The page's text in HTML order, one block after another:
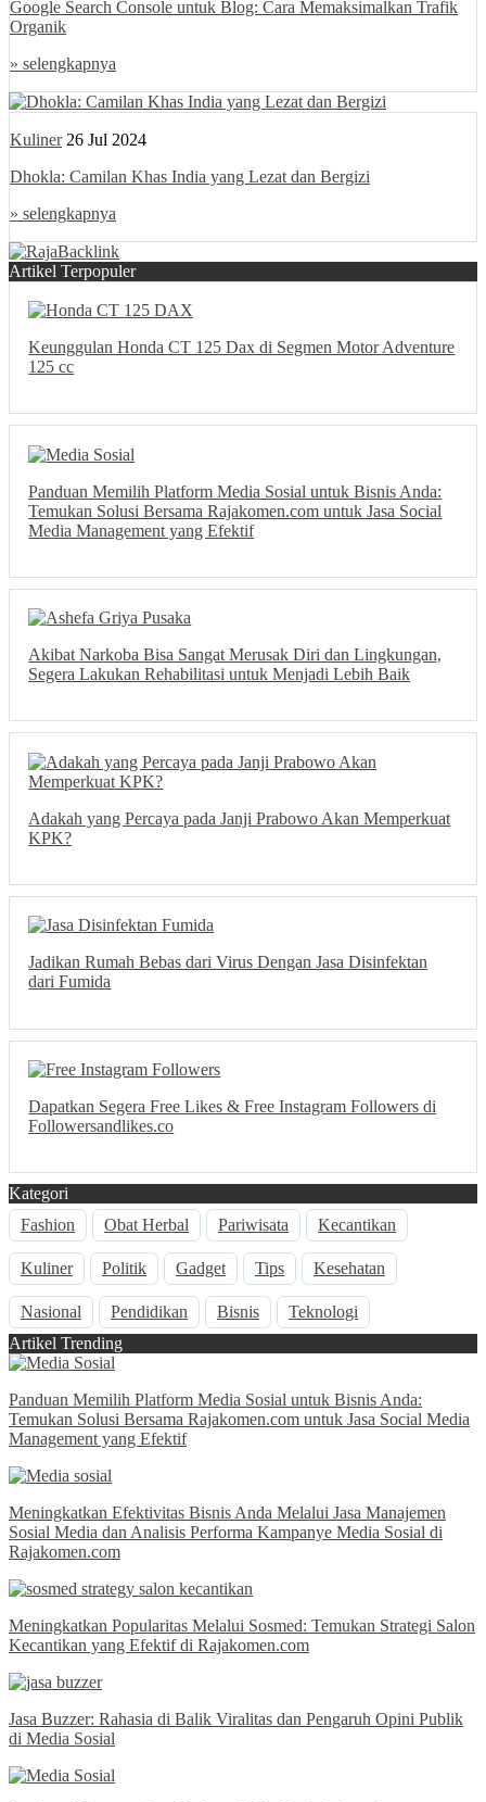
Google Search Console untuk Blog: Cara Memaksimalkan Trafik
Organik
» selengkapnya
Kuliner 26 Jul 2024
Dhokla: Camilan Khas India yang Lezat dan Bergizi
» selengkapnya
Artikel Terpopuler
Keunggulan Honda CT 125 Dax di Segmen Motor Adventure
125 cc
Panduan Memilih Platform Media Sosial untuk Bisnis Anda:
Temukan Solusi Bersama Rajakomen.com untuk Jasa Social
Media Management yang Efektif
Akibat Narkoba Bisa Sangat Merusak Diri dan Lingkungan,
Segera Lakukan Rehabilitasi untuk Menjadi Lebih Baik
Adakah yang Percaya pada Janji Prabowo Akan Memperkuat
KPK?
Jadikan Rumah Bebas dari Virus Dengan Jasa Disinfektan
dari Fumida
Dapatkan Segera Free Likes & Free Instagram Followers di
Followersandlikes.co
Kategori
Fashion
Obat Herbal Pariwisata Kecantikan
Kuliner Politik Gadget Tips Kesehatan
Nasional Pendidikan Bisnis
Teknologi
Artikel Trending
Panduan Memilih Platform Media Sosial untuk Bisnis Anda:
Temukan Solusi Bersama Rajakomen.com untuk Jasa Social Media
Management yang Efektif
Meningkatkan Efektivitas Bisnis Anda Melalui Jasa Manajemen
Sosial Media dan Analisis Performa Kampanye Media Sosial di
Rajakomen.com
Meningkatkan Popularitas Melalui Sosmed: Temukan Strategi Salon
Kecantikan yang Efektif di Rajakomen.com
Jasa Buzzer: Rahasia di Balik Viralitas dan Pengaruh Opini Publik
di Media Sosial